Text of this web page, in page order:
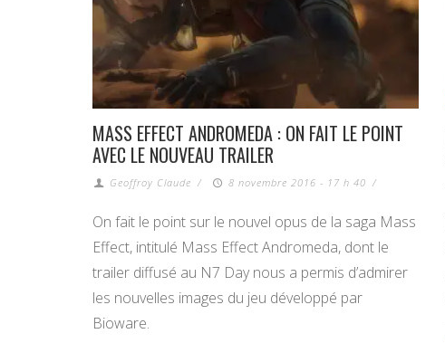
MASS EFFECT ANDROMEDA : ON FAIT LE POINT
AVEC LE NOUVEAU TRAILER
Geoffroy Claude / 8 novembre 2016 - 17 h 40 /
On fait le point sur le nouvel opus de la saga Mass
Effect, intitulé Mass Effect Andromeda, dont le
trailer diffusé au N7 Day nous a permis d’admirer
les nouvelles images du jeu développé par
Bioware.